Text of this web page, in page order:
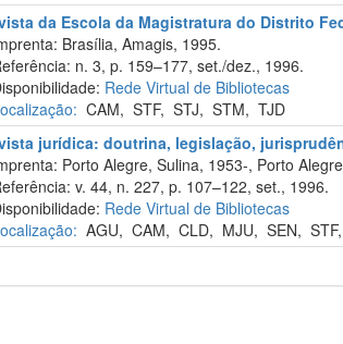
da Escola da Magistratura do Distrito
Brasília, Amagis, 1995.
n. 3, p. 159–177, set./dez., 1996.
Rede Virtual de Bibliotecas
CAM,STF,STJ,STM,TJD
jurídica: doutrina, legislação,
Porto Alegre, Sulina, 1953-, Porto
v. 44, n. 227, p. 107–122, set., 1996.
Rede Virtual de Bibliotecas
AGU,CAM,CLD, MJU,SEN,STF